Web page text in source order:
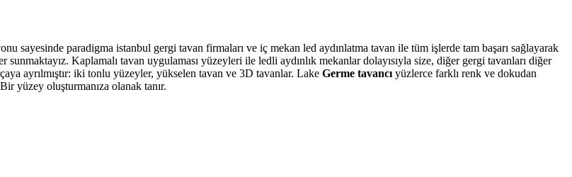
sayesinde paradigma istanbul gergi tavan firmaları ve iç mekan led aydınlatma tavan ile tüm işlerde tam başarı sağlayarak
Kaplamalı tavan uygulaması yüzeyleri ile ledli aydınlık mekanlar dolayısıyla size, diğer gergi tavanları diğer
ayrılmıştır: iki tonlu yüzeyler, yükselen tavan ve 3D tavanlar. Lake Germe tavancı yüzlerce farklı renk ve dokudan
yüzey oluşturmanıza olanak tanır.